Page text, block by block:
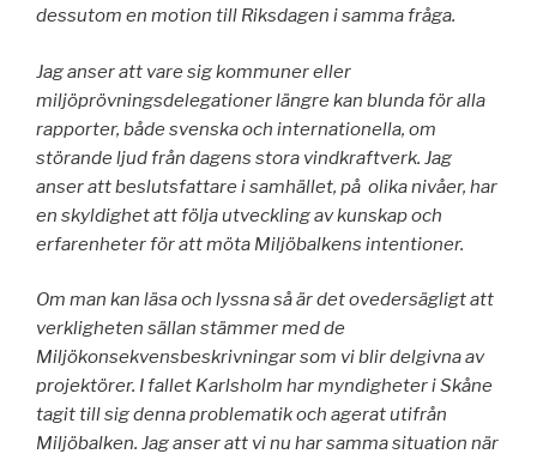
dessutom en motion till Riksdagen i samma fråga.
Jag anser att vare sig kommuner eller
miljöprövningsdelegationer längre kan blunda för alla
rapporter, både svenska och internationella, om
störande ljud från dagens stora vindkraftverk. Jag
anser att beslutsfattare i samhället, på olika nivåer, har
en skyldighet att följa utveckling av kunskap och
erfarenheter för att möta Miljöbalkens intentioner.
Om man kan läsa och lyssna så är det ovedersägligt att
verkligheten sällan stämmer med de
Miljökonsekvensbeskrivningar som vi blir delgivna av
projektörer. I fallet Karlsholm har myndigheter i Skåne
tagit till sig denna problematik och agerat utifrån
Miljöbalken. Jag anser att vi nu har samma situation när